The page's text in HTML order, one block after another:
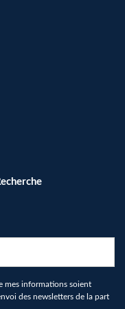
mes informations soient
des newsletters de la part